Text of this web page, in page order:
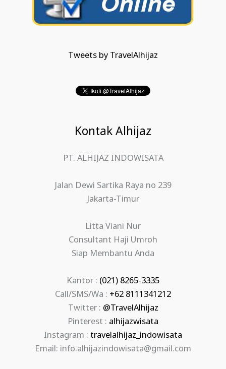
Tweets by TravelAlhijaz
Kontak Alhijaz
PT. ALHIJAZ INDOWISATA
Jalan Dewi Sartika Raya no 239
Jakarta-Timur
Litta Viani Nur
Consultant Haji Umroh
Siap Membantu Anda
Kantor : (021) 8265-3335
Call/SMS/Wa : +62 8111341212
Twitter : @TravelAlhijaz
Pinterest : alhijazwisata
Instagram : travelalhijaz_indowisata
Email: info.alhijazindowisata@gmail.com